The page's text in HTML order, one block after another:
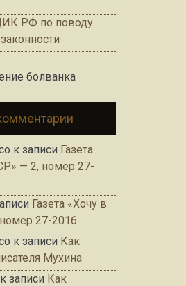
РФ по поводу
к записи Газета
— 2, номер 27-
Газета «Хочу в
27-2016
к записи Как
Мухина
к записи Как